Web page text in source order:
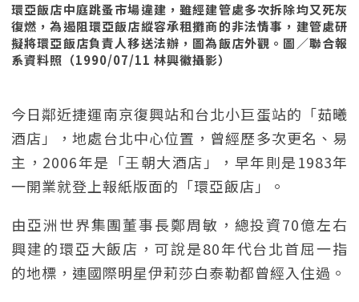
環亞飯店中庭跳蚤市場違建，雖經建管處多次拆除均又死灰
復燃，為遏阻環亞飯店縱容承租攤商的非法情事，建管處研
擬將環亞飯店負責人移送法辦，圖為飯店外觀。圖／聯合報
系資料照（1990/07/11 林興徽攝影）
今日鄰近捷運南京復興站和台北小巨蛋站的「茹曦
酒店」，地處台北中心位置，曾經歷多次更名、易
主，2006年是「王朝大酒店」，早年則是1983年
一開業就登上報紙版面的「環亞飯店」。
由亞洲世界集團董事長鄭周敏，總投資70億左右
興建的環亞大飯店，可說是80年代台北首屈一指
的地標，連國際明星伊莉莎白泰勒都曾經入住過。